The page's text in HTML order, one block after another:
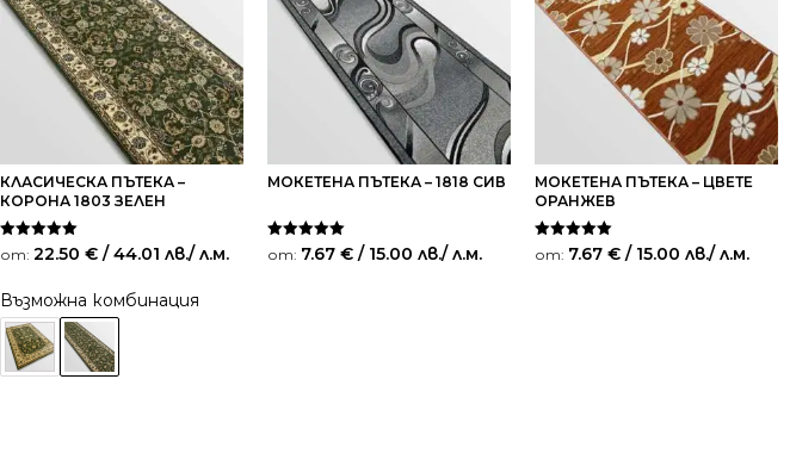
КЛАСИЧЕСКА ПЪТЕКА –
КОРОНА 1803 ЗЕЛЕН
Оценено на
5.00
от: 22.50 € / 44.01 лв./ л.м.
Възможна комбинация
МОКЕТЕНА ПЪТЕКА – 1818 СИВ
Оценено на
5.00
от: 7.67 € / 15.00 лв./ л.м.
МОКЕТЕНА ПЪТЕКА – ЦВЕТЕ
ОРАНЖЕВ
Оценено на
5.00
от: 7.67 € / 15.00 лв./ л.м.